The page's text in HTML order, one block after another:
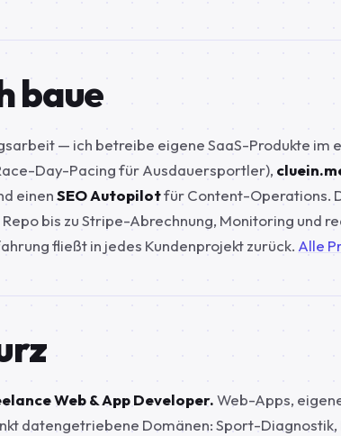
baue
— ich betreibe eigene SaaS-Produkte im
Day-Pacing für Ausdauersportler),
einenSEO Autopilotfür Content-Operations.
bis zu Stripe-Abrechnung, Monitoring und
fließt in jedes Kundenprojekt zurück. Alle
Web & App Developer.Web-Apps,
datengetriebene Domänen: Sport-Diagnostik,